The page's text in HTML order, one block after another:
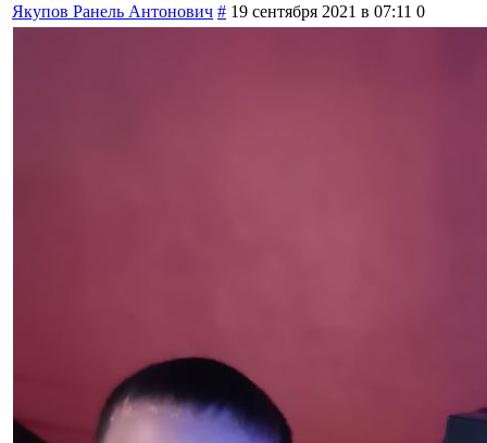
Якупов Ранель Антонович # 19 сентября 2021 в 07:11 0